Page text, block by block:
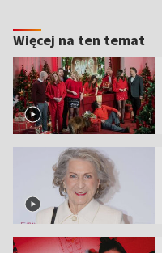
Więcej na ten temat